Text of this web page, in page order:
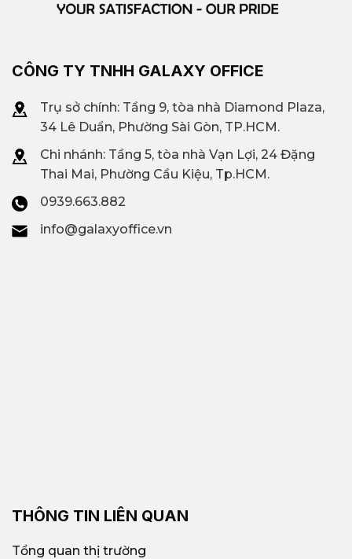
CÔNG TY TNHH GALAXY OFFICE
Trụ sở chính: Tầng 9, tòa nhà Diamond Plaza,
34 Lê Duẩn, Phường Sài Gòn, TP.HCM.
Chi nhánh: Tầng 5, tòa nhà Vạn Lợi, 24 Đặng
Thai Mai, Phường Cầu Kiệu, Tp.HCM.
0939.663.882
info@galaxyoffice.vn
THÔNG TIN LIÊN QUAN
Tổng quan thị trường